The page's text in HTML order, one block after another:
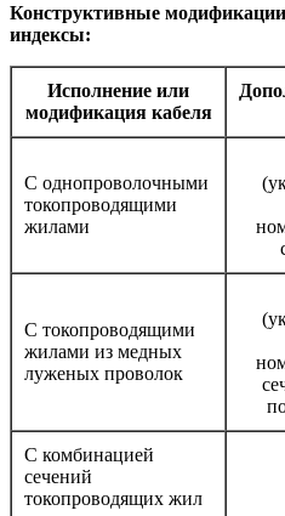
Конструктивные
индексы:
Исполнение или
модификация кабеля
С однопроволочными
токопроводящими
жилами
С токопроводящими
жилами из медных
луженых проволок
С комбинацией
сечений
токопроводящих жил